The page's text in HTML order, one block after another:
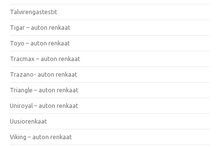
Talvirengastestit
Tigar – auton renkaat
Toyo – auton renkaat
Tracmax – auton renkaat
Trazano- auton renkaat
Triangle – auton renkaat
Uniroyal – auton renkaat
Uusiorenkaat
Viking – auton renkaat